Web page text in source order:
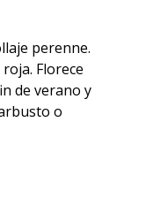
perenne.
Florece
de verano y
o